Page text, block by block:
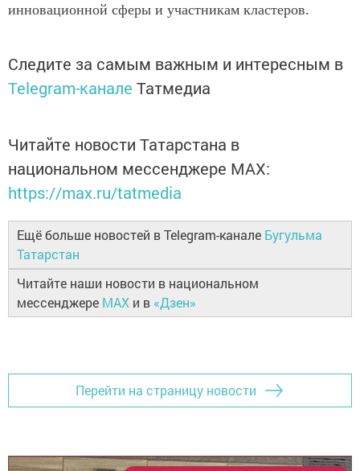
инновационной сферы и участникам кластеров.
Следите за самым важным и интересным в
Telegram-канале Татмедиа
Читайте новости Татарстана в
национальном мессенджере MАХ:
https://max.ru/tatmedia
Ещё больше новостей в Telegram-канале Бугульма
Татарстан
Читайте наши новости в национальном
мессенджере MAX и в «Дзен»
Перейти на страницу новости